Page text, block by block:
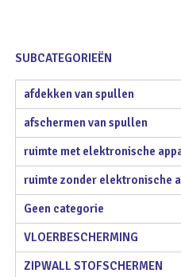
SUBCATEGORIEËN
afdekken van spullen
afschermen van spullen
ruimte met elektronische
ruimte zonder elektronische
Geen categorie
VLOERBESCHERMING
ZIPWALL STOFSCHERMEN